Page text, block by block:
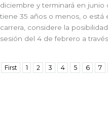
diciembre y terminará en junio
tiene 35 años o menos, o está
carrera, considere la
sesión del 4 de febrero a
First 1 2 3 4 5 6 7